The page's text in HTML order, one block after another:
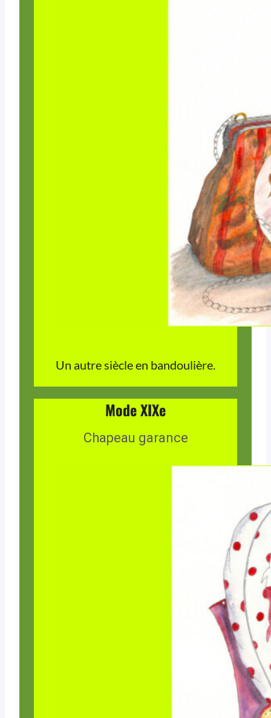
Un autre siècle en bandoulière.
Mode XIXe
Chapeau garance